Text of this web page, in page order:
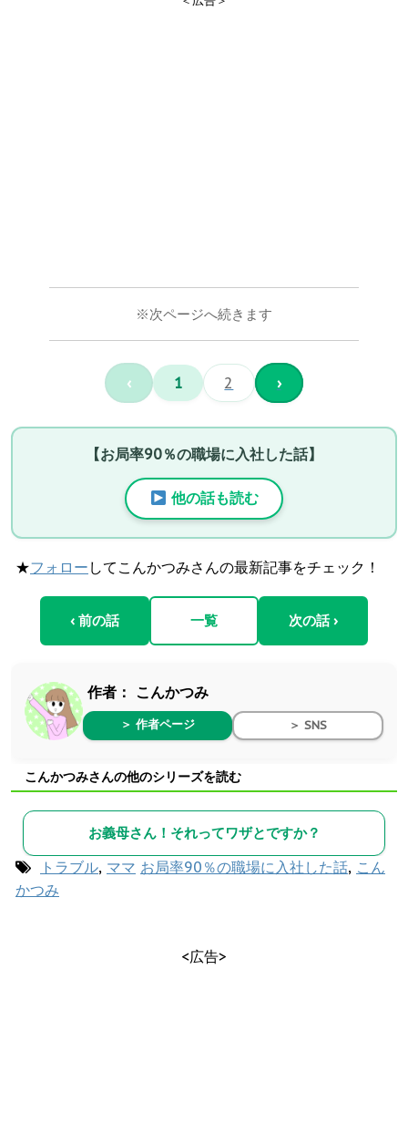
※次ページへ続きます
‹ 1 2 ›
【お局率90％の職場に入社した話】
他の話も読む
★フォロー してこんかつみさんの最新記事をチェック！
‹ 前の話 一覧 次の話 ›
作者： こんかつみ
＞ 作者ページ ＞ SNS
こんかつみさんの他のシリーズを読む
お義母さん！それってワザとですか？
トラブル, ママ お局率90％の職場に入社した話, こん
かつみ
<広告>